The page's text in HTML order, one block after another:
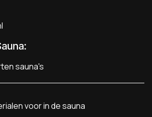
sauna's
voor in de sauna